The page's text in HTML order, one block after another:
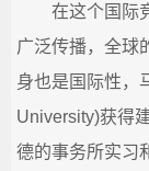
在这个国际竞
广泛传播，全球
身也是国际性，
University)获得
德的事务所实习